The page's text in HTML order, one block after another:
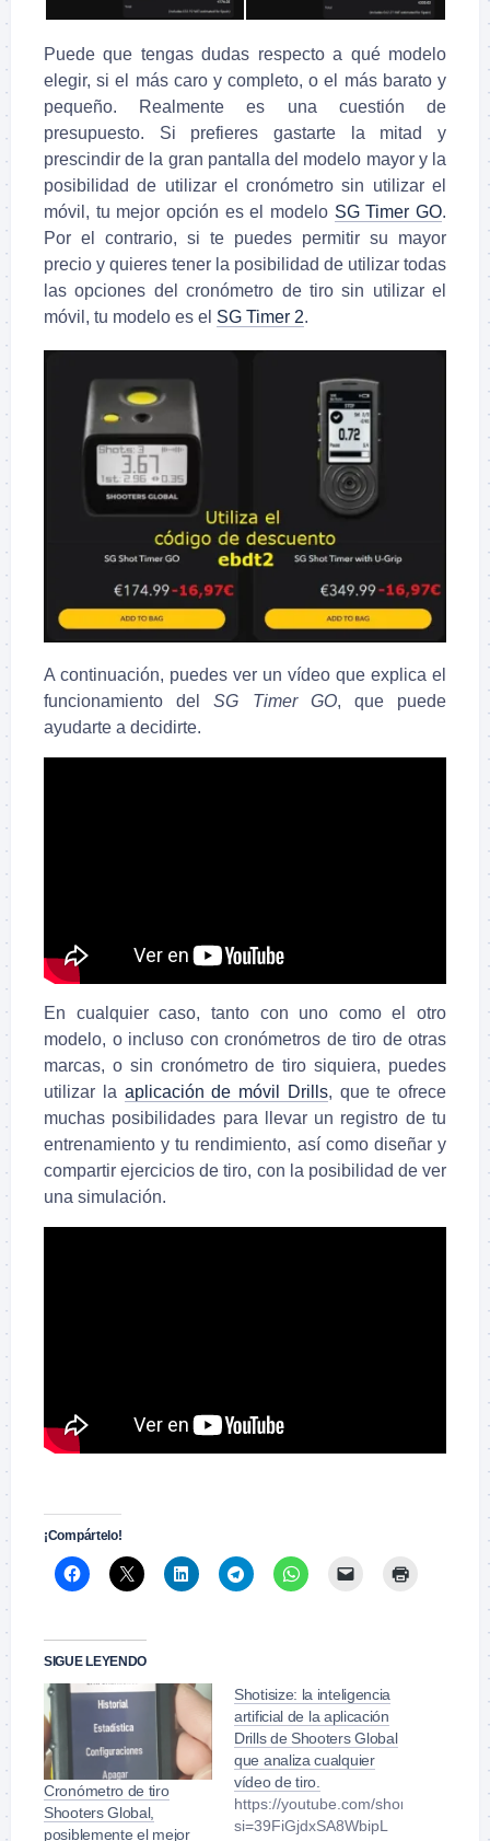
Puede que tengas dudas respecto a qué modelo
elegir, si el más caro y completo, o el más barato y
pequeño. Realmente es una cuestión de
presupuesto. Si prefieres gastarte la mitad y
prescindir de la gran pantalla del modelo mayor y la
posibilidad de utilizar el cronómetro sin utilizar el
móvil, tu mejor opción es el modelo SG Timer GO.
Por el contrario, si te puedes permitir su mayor
precio y quieres tener la posibilidad de utilizar todas
las opciones del cronómetro de tiro sin utilizar el
móvil, tu modelo es el SG Timer 2.
A continuación, puedes ver un vídeo que explica el
funcionamiento delSG Timer GO, que puede
ayudarte a decidirte.
En cualquier caso, tanto con uno como el otro
modelo, o incluso con cronómetros de tiro de otras
marcas, o sin cronómetro de tiro siquiera, puedes
utilizar la aplicación de móvil Drills, que te ofrece
muchas posibilidades para llevar un registro de tu
entrenamiento y tu rendimiento, así como diseñar y
compartir ejercicios de tiro, con la posibilidad de ver
una simulación.
¡Compártelo!
SIGUE LEYENDO
Cronómetro de tiro
Shooters Global,
posiblemente el mejor
Shotisize: la inteligencia
artificial de la aplicación
Drills de Shooters Global
que analiza cualquier
vídeo de tiro.
https://youtube.com/shorts/
si=39FiGjdxSA8WbipL